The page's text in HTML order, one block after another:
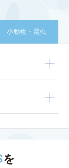
小動物・昆虫
を